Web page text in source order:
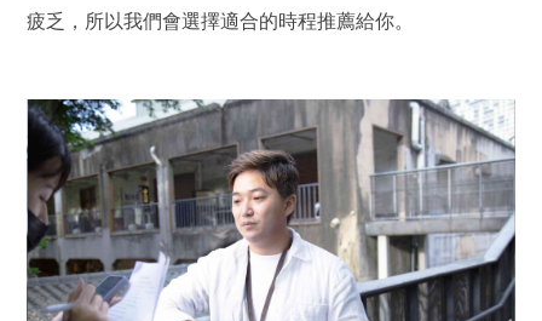
疲乏，所以我們會選擇適合的時程推薦給你。